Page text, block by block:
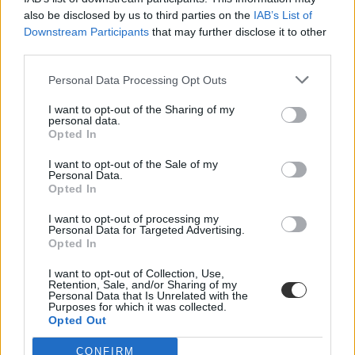
also be disclosed by us to third parties on the IAB’s List of
Downstream Participants that may further disclose it to other
Personal Data Processing Opt Outs
I want to opt-out of the Sharing of my
personal data.
Opted In
I want to opt-out of the Sale of my
Personal Data.
Opted In
I want to opt-out of processing my
Personal Data for Targeted Advertising.
Opted In
I want to opt-out of Collection, Use,
Retention, Sale, and/or Sharing of my
Personal Data that Is Unrelated with the
Purposes for which it was collected.
Opted Out
CONFIRM
Corvinus Egyetem
nemzetközi egyetem
debreceni egyetem
szent istván egyetem
szegedi tudományegyetem
miskolci egyetem
elte
egyetemi rangsor 2021
the 2021
egyetemi rangsor
THE rangsor